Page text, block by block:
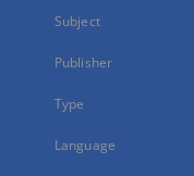
Subject
Publisher
Type
Language